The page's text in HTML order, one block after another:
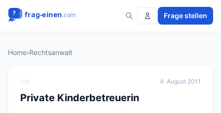
Frage stellen
Home›Rechtsanwalt
4. August 2011
Private Kinderbetreuerin